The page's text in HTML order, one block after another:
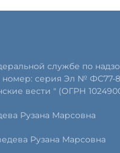
службе по
серия Эл № ФС77-
вести " (ОГРН
Рузана Марсовна
Рузана Марсовна